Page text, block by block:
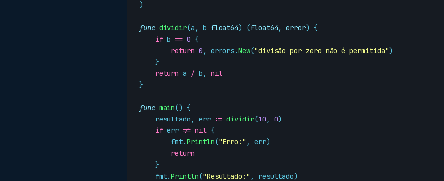
)
func dividir(a , b float64) (float64 , error) {
if b == 0 {
return 0 , errors.New("divisão por zero não é permitida")
}
return a / b ,
nil
}
func main() {
resultado , err := dividir(10 , 0)
if err != nil {
fmt.Println("Erro:" , err)
return
}
fmt.Println("Resultado:" , resultado)